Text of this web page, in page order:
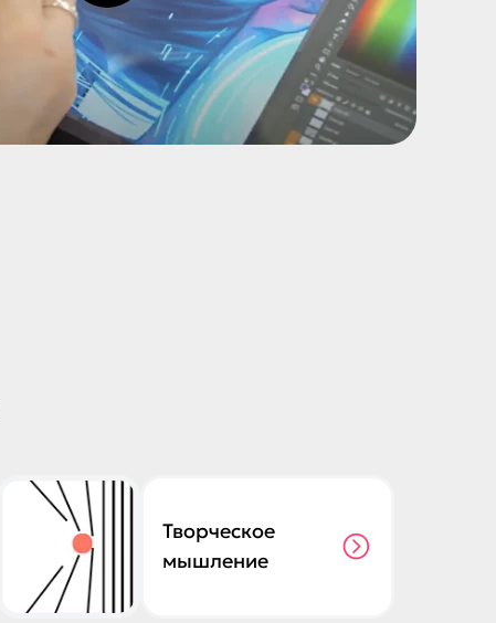
Творческое
мышление